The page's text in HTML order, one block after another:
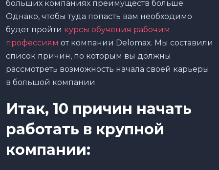
больших компаниях преимуществ больше.
Однако, чтобы туда попасть вам необходимо
будет пройти курсы обучения рабочим
профессиям от компании Delomax. Мы составили
список причин, по которым вы должны
рассмотреть возможность начала своей карьеры
в большой компании.
Итак, 10 причин начать
работать в крупной
компании: